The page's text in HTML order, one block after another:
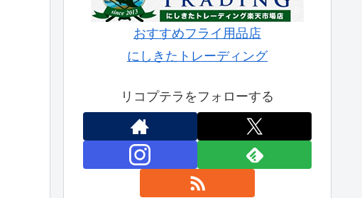
おすすめフライ用品店
にしきたトレーディング
リコプテラをフォローする